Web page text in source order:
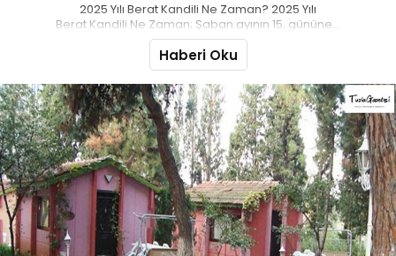
2025 Yılı Berat Kandili Ne Zaman? 2025 Yılı
Berat Kandili Ne Zaman; Şaban ayının 15. gününe...
Haberi Oku